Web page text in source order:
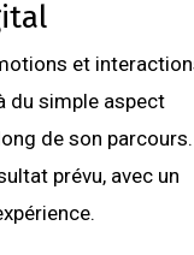
et
du simple aspect
de son parcours.
prévu, avec un